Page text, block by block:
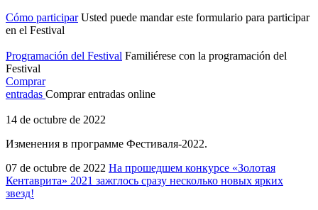
Cómo participar Usted puede mandar este formulario para participar
en el Festival
Programación del Festival Familiérese con la programación del
Festival
Comprar
entradas Comprar entradas online
14 de octubre de 2022
Изменения в программе Фестиваля-2022.
07 de octubre de 2022 На прошедшем конкурсе «Золотая
Кентаврита» 2021 зажглось сразу несколько новых ярких
звезд!